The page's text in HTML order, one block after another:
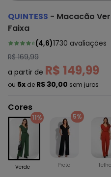
QUINTESS - Macacão
Faixa
(4,6)1730 avaliações
R$ 169,99
a partir de R$ 149,99
ou 5x de R$ 30,00 sem juros
Cores
11%
Verde
5%
Preto Telha